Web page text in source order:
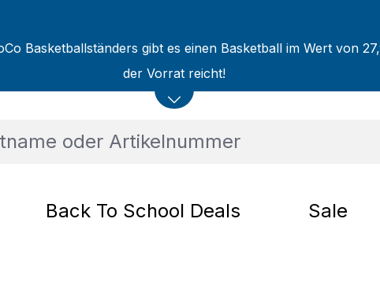
Basketballständers gibt es einen Basketball im Wert von
der Vorrat reicht!
Back To School Deals Sale